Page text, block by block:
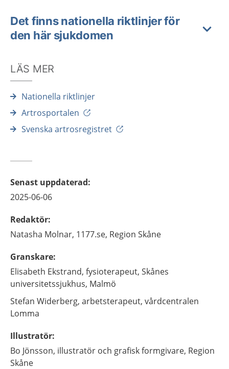
Det finns nationella riktlinjer för
den här sjukdomen
LÄS MER
Nationella riktlinjer
Artrosportalen
Svenska artrosregistret
Senast uppdaterad:
2025-06-06
Redaktör:
Natasha Molnar, 1177.se, Region Skåne
Granskare:
Elisabeth Ekstrand, fysioterapeut, Skånes
universitetssjukhus, Malmö
Stefan Widerberg, arbetsterapeut, vårdcentralen
Lomma
Illustratör:
Bo Jönsson, illustratör och grafisk formgivare, Region
Skåne